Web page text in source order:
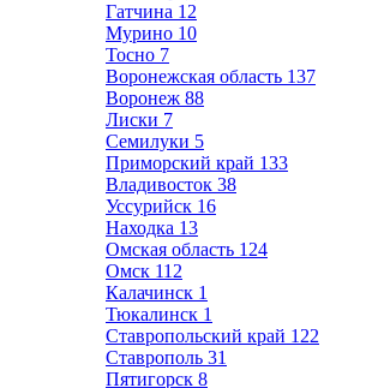
Гатчина 12
Мурино 10
Тосно 7
Воронежская область 137
Воронеж 88
Лиски 7
Семилуки 5
Приморский край 133
Владивосток 38
Уссурийск 16
Находка 13
Омская область 124
Омск 112
Калачинск 1
Тюкалинск 1
Ставропольский край 122
Ставрополь 31
Пятигорск 8